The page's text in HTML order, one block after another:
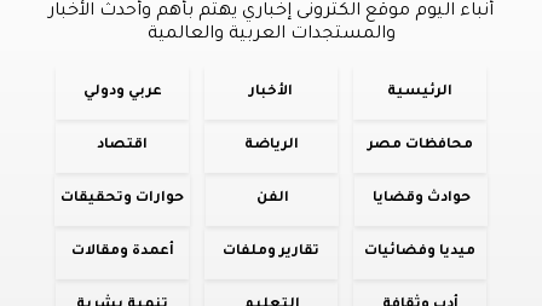
أنباء اليوم موقع الكترونى إخباري يهتم بأهم وأحدث الأخبار
والمستجدات العربية والعالمية
الرئيسية الأخبار عربي ودولي
محافظات مصر الرياضة اقتصاد
حوادث وقضايا الفن حوارات وتحقيقات
ميديا وفضائيات تقارير وملفات أعمدة ومقالات